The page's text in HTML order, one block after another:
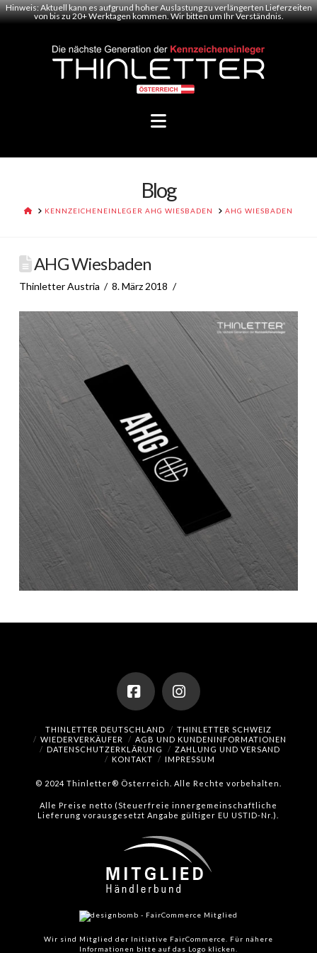
Hinweis: Aktuell kann es aufgrund hoher Auslastung zu verlängerten Lieferzeiten
von bis zu 20+ Werktagen kommen. Wir bitten um Ihr Verständnis.
Navigation
Blog
HOMEKENNZEICHENEINLEGER AHG WIESBADEN AHG WIESBADEN
AHG Wiesbaden
Thinletter Austria 8. März 2018
FacebookInstagram
THINLETTER DEUTSCHLAND
THINLETTER SCHWEIZ
WIEDERVERKÄUFER
AGB UND KUNDENINFORMATIONEN
DATENSCHUTZERKLÄRUNG
ZAHLUNG UND VERSAND
KONTAKT
IMPRESSUM
© 2024 Thinletter® Österreich. Alle Rechte vorbehalten.
Alle Preise netto (Steuerfreie innergemeinschaftliche
Lieferung vorausgesetzt Angabe gültiger EU USTID-Nr.).
Wir sind Mitglied der Initiative FairCommerce.
Für nähere
Informationen bitte auf das Logo klicken.